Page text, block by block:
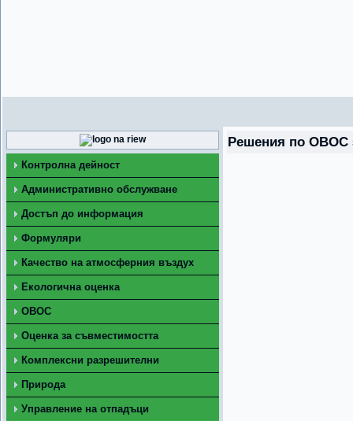
Контролна дейност
Административно обслужване
Достъп до информация
Формуляри
Качество на атмосферния въздух
Екологична оценка
ОВОС
Оценка за съвместимостта
Комплексни разрешителни
Природа
Управление на отпадъци
Решения по ОВОС